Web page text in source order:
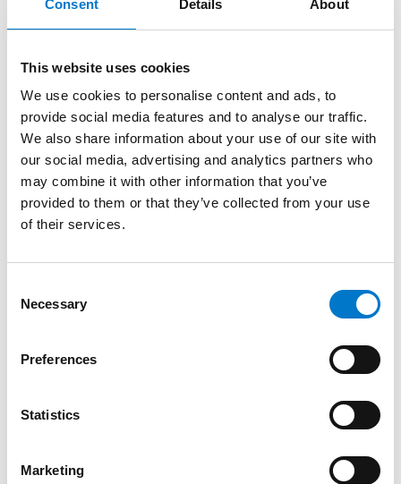
Consent Details About
This website uses cookies
We use cookies to personalise content and ads, to
provide social media features and to analyse our traffic.
We also share information about your use of our site with
our social media, advertising and analytics partners who
may combine it with other information that you’ve
provided to them or that they’ve collected from your use
of their services.
Necessary
Preferences
Statistics
Marketing
Sirenenverstärker und Lautsprecher
K-SR 350
Der kleine Lautsprecher K-SR 350 für den abgesetzten